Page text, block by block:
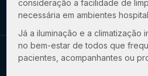
consideração a facilidade de
necessária em ambientes
Já a iluminação e a climatização
no bem-estar de todos que
pacientes, acompanhantes ou